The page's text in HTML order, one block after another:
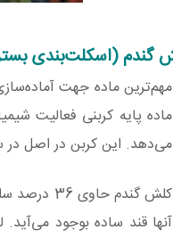
مهم‌ترین ماده جهت
ماده پایه کربنی فعالیت
می‌دهد. این کربن در اصل در
آنها قند ساده بوجود